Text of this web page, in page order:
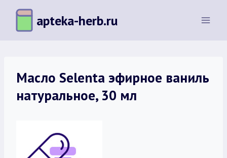
Перейти
содержимому
apteka-herb.ru
Масло Selenta эфирное ваниль
натуральное, 30 мл